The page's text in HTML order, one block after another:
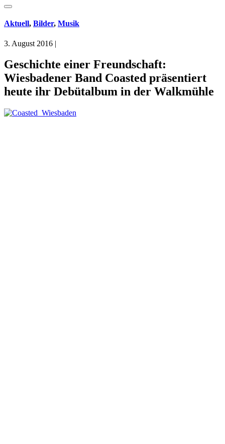
Aktuell, Bilder, Musik
3. August 2016 |
Geschichte einer Freundschaft:
Wiesbadener Band Coasted präsentiert
heute ihr Debütalbum in der Walkmühle